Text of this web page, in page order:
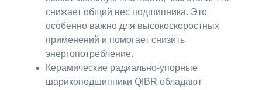
снижает общий вес подшипника. Это
особенно важно для высокоскоростных
применений и помогает снизить
энергопотребление.
Керамические радиально-упорные
шарикоподшипники QIBR обладают